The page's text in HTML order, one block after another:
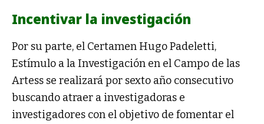
Incentivar la investigación
Por su parte, el Certamen Hugo Padeletti,
Estímulo a la Investigación en el Campo de las
Artess se realizará por sexto año consecutivo
buscando atraer a investigadoras e
investigadores con el objetivo de fomentar el